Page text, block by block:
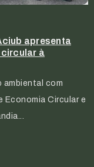
apresenta
à
ambiental com
Economia Circular e